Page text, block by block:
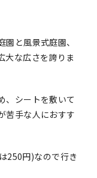
園と風景式庭園、
大な広さを誇りま
、シートを敷いて
苦手な人におすす
250円)なので行き